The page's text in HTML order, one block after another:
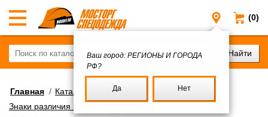
(0)
Регионы
Ваш город: РЕГИОНЫ И ГОРОДА
РФ?
Да Нет
Главная / Каталог Военное имущество
/
Знаки различия Флаги символика